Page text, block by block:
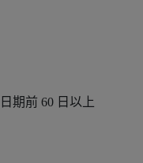
期前 60 日以上